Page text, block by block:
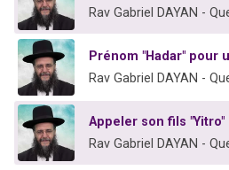
Rav Gabriel DAYAN -
Prénom "Hadar" pour
Rav Gabriel DAYAN -
Appeler son fils "Yitro"
Rav Gabriel DAYAN -